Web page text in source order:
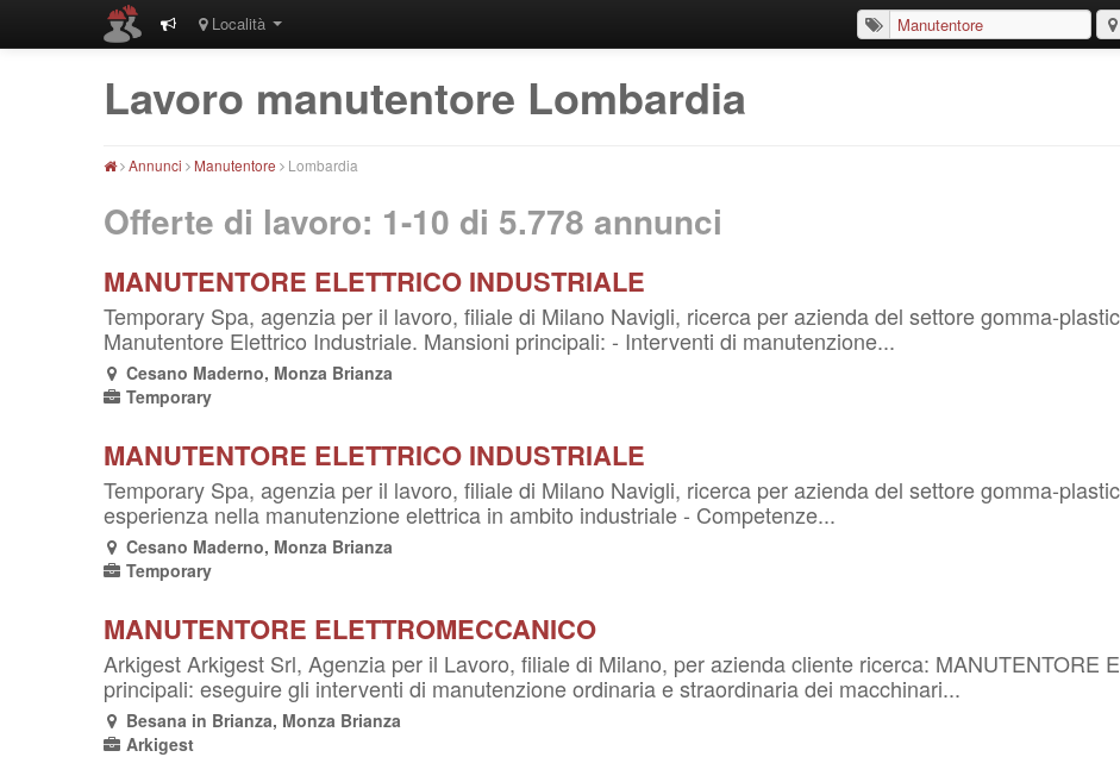
Località
Lavoro manutentore Lombardia
Annunci Manutentore Lombardia
Offerte di lavoro: 1-10 di 5.778 annunci
MANUTENTORE ELETTRICO INDUSTRIALE
Temporary Spa, agenzia per il lavoro, filiale di Milano Navigli, ricerca per azienda del settore gomma-
Manutentore Elettrico Industriale. Mansioni principali: - Interventi di manutenzione...
Cesano Maderno, Monza Brianza
Temporary
MANUTENTORE ELETTRICO INDUSTRIALE
Temporary Spa, agenzia per il lavoro, filiale di Milano Navigli, ricerca per azienda del settore gomma-
esperienza nella manutenzione elettrica in ambito industriale - Competenze...
Cesano Maderno, Monza Brianza
Temporary
MANUTENTORE ELETTROMECCANICO
Arkigest Arkigest Srl, Agenzia per il Lavoro, filiale di Milano, per azienda cliente ricerca: MANUTENTORE
principali: eseguire gli interventi di manutenzione ordinaria e straordinaria dei macchinari...
Besana in Brianza, Monza Brianza
Arkigest